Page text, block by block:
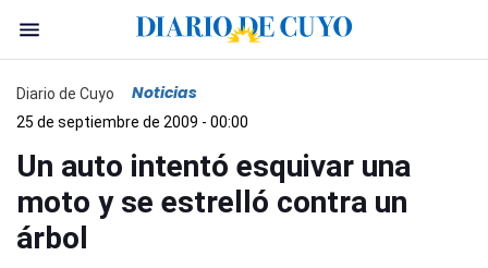
Diario de Cuyo Noticias
25 de septiembre de 2009 - 00:00
Un auto intentó esquivar una
moto y se estrelló contra un
árbol